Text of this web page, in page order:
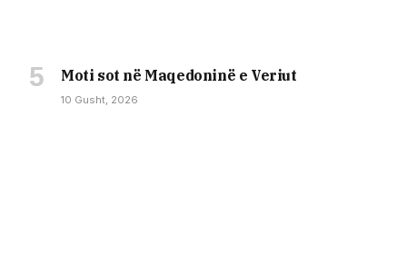
Moti sot në Maqedoninë e Veriut
10 Gusht, 2026